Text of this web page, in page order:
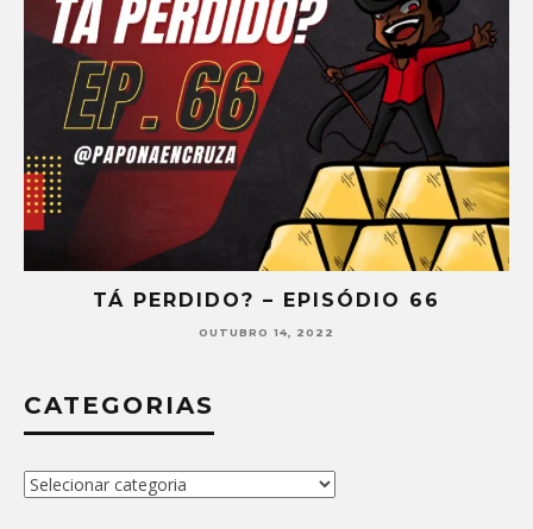
TÁ PERDIDO? – EPISÓDIO 65
SETEMBRO 30, 2022
CATEGORIAS
Categorias